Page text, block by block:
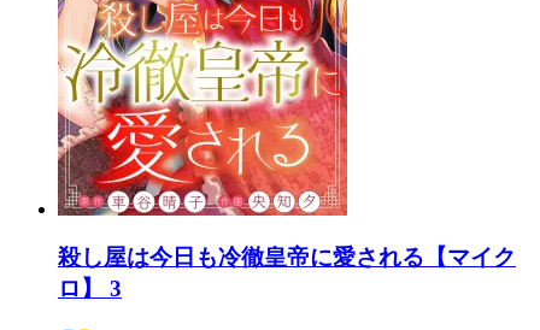
殺し屋は今日も冷徹皇帝に愛される【マイク
ロ】 3